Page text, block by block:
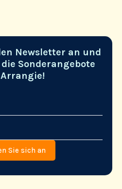
Newsletter an und
Sonderangebote